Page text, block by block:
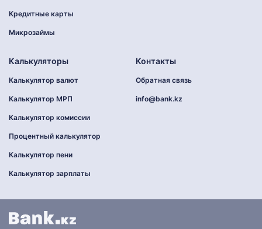
Кредитные карты
Микрозаймы
Калькуляторы
Калькулятор валют
Калькулятор МРП
Калькулятор комиссии
Процентный калькулятор
Калькулятор пени
Калькулятор зарплаты
Контакты
Обратная связь
info@bank.kz